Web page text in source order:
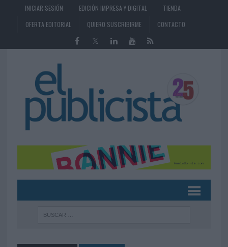
INICIAR SESIÓN EDICIÓN IMPRESA Y DIGITAL
TIENDA
OFERTA EDITORIAL
QUIERO SUSCRIBIRME CONTACTO